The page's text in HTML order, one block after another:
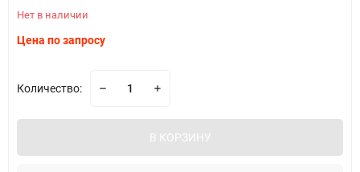
Нет в наличии
Цена по запросу
Количество:
В КОРЗИНУ